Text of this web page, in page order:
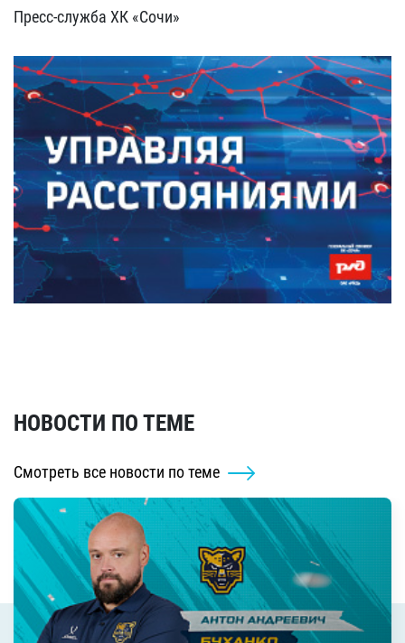
Пресс-служба ХК «Сочи»
НОВОСТИ ПО ТЕМЕ
Смотреть все новости по теме